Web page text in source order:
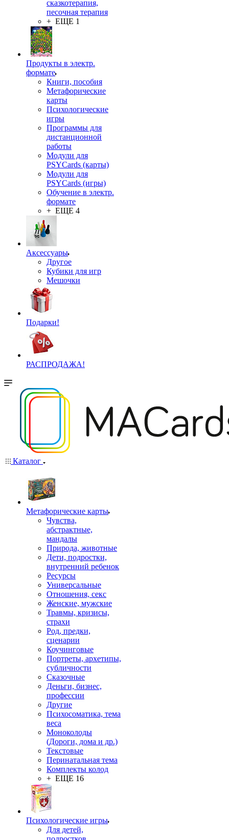
сказкотерапия,
песочная терапия
+ ЕЩЕ 1
Продукты в электр.
формате
Книги, пособия
Метафорические
карты
Психологические
игры
Программы для
дистанционной
работы
Модули для
PSYCards (карты)
Модули для
PSYCards (игры)
Обучение в электр.
формате
+ ЕЩЕ 4
Аксессуары
Другое
Кубики для игр
Мешочки
Подарки!
РАСПРОДАЖА!
Каталог
Mетафорические карты
Чувства,
абстрактные,
мандалы
Природа, животные
Дети, подростки,
внутренний ребенок
Ресурсы
Универсальные
Отношения, секс
Женские, мужские
Травмы, кризисы,
страхи
Род, предки,
сценарии
Коучинговые
Портреты, архетипы,
субличности
Сказочные
Деньги, бизнес,
профессии
Другие
Психосоматика, тема
веса
Моноколоды
(Дороги, дома и др.)
Текстовые
Перинатальная тема
Комплекты колод
+ ЕЩЕ 16
Психологические игры
Для детей,